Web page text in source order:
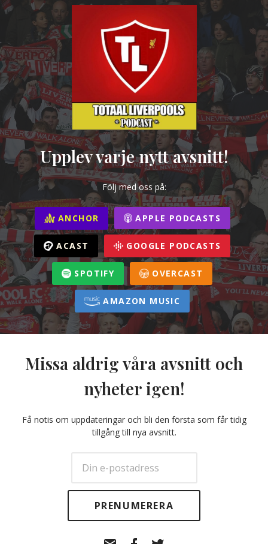
Upplev varje nytt avsnitt!
Följ med oss på:
ANCHOR APPLE PODCASTS
ACAST GOOGLE PODCASTS
SPOTIFY OVERCAST
AMAZON MUSIC
Missa aldrig våra avsnitt och
nyheter igen!
Få notis om uppdateringar och bli den första som får tidig
tillgång till nya avsnitt.
Facebook